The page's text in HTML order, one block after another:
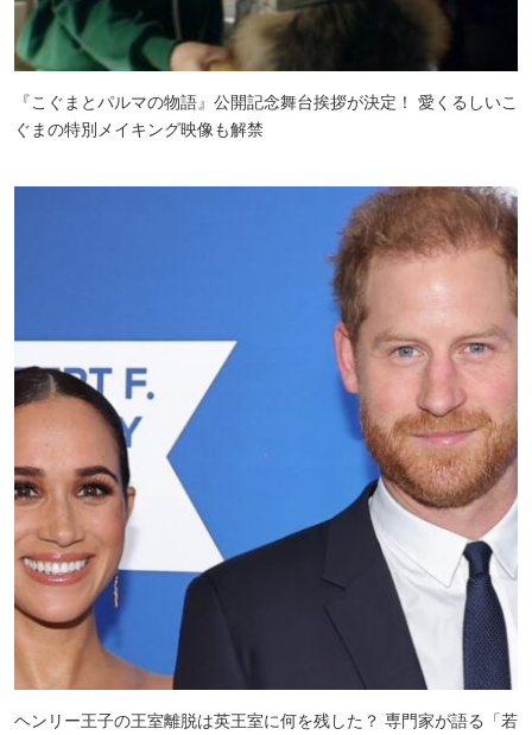
『こぐまとパルマの物語』公開記念舞台挨拶が決定！ 愛くるしいこ
ぐまの特別メイキング映像も解禁
ヘンリー王子の王室離脱は英王室に何を残した？ 専門家が語る「若